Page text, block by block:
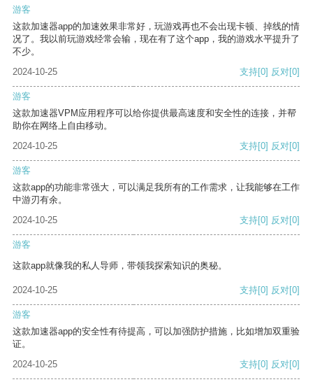
游客
这款加速器app的加速效果非常好，玩游戏再也不会出现卡顿、掉线的情
况了。我以前玩游戏经常会输，现在有了这个app，我的游戏水平提升了
不少。
2024-10-25
支持[0] 反对[0]
游客
这款加速器VPM应用程序可以给你提供最高速度和安全性的连接，并帮
助你在网络上自由移动。
2024-10-25
支持[0] 反对[0]
游客
这款app的功能非常强大，可以满足我所有的工作需求，让我能够在工作
中游刃有余。
2024-10-25
支持[0] 反对[0]
游客
这款app就像我的私人导师，带领我探索知识的奥秘。
2024-10-25 支持[0] 反对[0]
游客
这款加速器app的安全性有待提高，可以加强防护措施，比如增加双重验
证。
2024-10-25
支持[0] 反对[0]